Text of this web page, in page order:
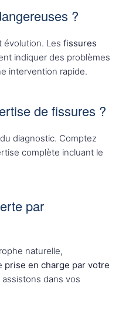
?
évolution. Les fissures
indiquer des problèmes
intervention rapide.
de fissures ?
diagnostic. Comptez
complète incluant le
par
naturelle,
prise en charge par votre
dans vos